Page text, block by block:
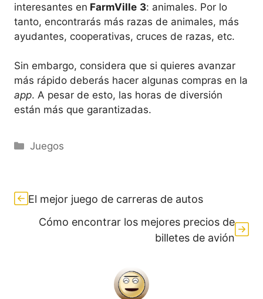
interesantes en FarmVille 3: animales. Por lo
tanto, encontrarás más razas de animales, más
ayudantes, cooperativas, cruces de razas, etc.
Sin embargo, considera que si quieres avanzar
más rápido deberás hacer algunas compras en la
app. A pesar de esto, las horas de diversión
están más que garantizadas.
Categorías
Juegos
El mejor juego de carreras de autos
Cómo encontrar los mejores precios de
billetes de avión